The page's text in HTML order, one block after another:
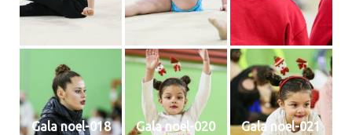
Gala noel-018 Gala noel-020 Gala noel-021